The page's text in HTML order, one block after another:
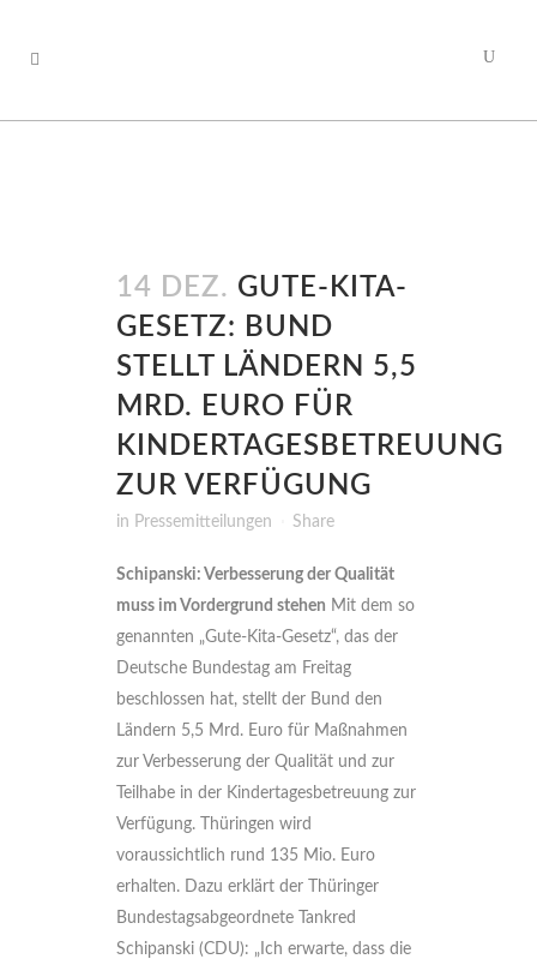
14 DEZ. GUTE-KITA-
GESETZ: BUND
STELLT LÄNDERN 5,5
MRD. EURO FÜR
KINDERTAGESBETREUUNG
ZUR VERFÜGUNG
in Pressemitteilungen Share
Schipanski: Verbesserung der Qualität
muss im Vordergrund stehen Mit dem so
genannten „Gute-Kita-Gesetz“, das der
Deutsche Bundestag am Freitag
beschlossen hat, stellt der Bund den
Ländern 5,5 Mrd. Euro für Maßnahmen
zur Verbesserung der Qualität und zur
Teilhabe in der Kindertagesbetreuung zur
Verfügung. Thüringen wird
voraussichtlich rund 135 Mio. Euro
erhalten. Dazu erklärt der Thüringer
Bundestagsabgeordnete Tankred
Schipanski (CDU): „Ich erwarte, dass die